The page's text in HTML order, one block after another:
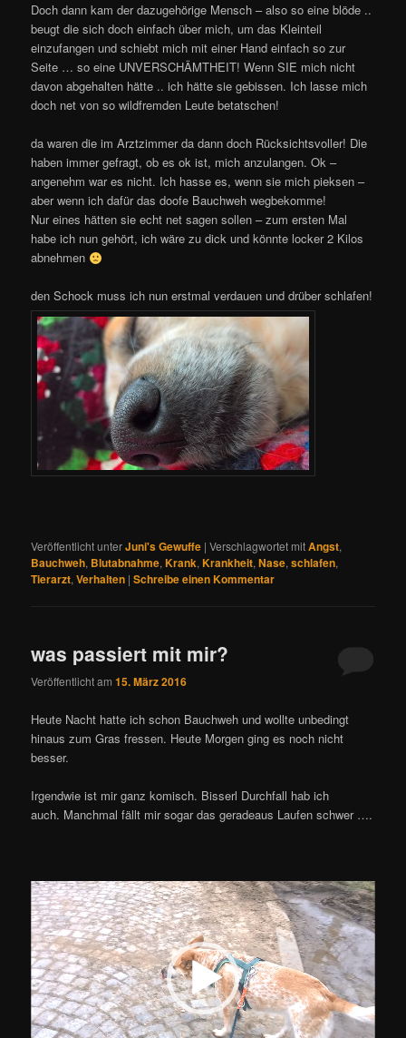
Doch dann kam der dazugehörige Mensch – also so eine blöde ..
beugt die sich doch einfach über mich, um das Kleinteil
einzufangen und schiebt mich mit einer Hand einfach so zur
Seite … so eine UNVERSCHÄMTHEIT! Wenn SIE mich nicht
davon abgehalten hätte .. ich hätte sie gebissen. Ich lasse mich
doch net von so wildfremden Leute betatschen!
da waren die im Arztzimmer da dann doch Rücksichtsvoller! Die
haben immer gefragt, ob es ok ist, mich anzulangen. Ok –
angenehm war es nicht. Ich hasse es, wenn sie mich pieksen –
aber wenn ich dafür das doofe Bauchweh wegbekomme!
Nur eines hätten sie echt net sagen sollen – zum ersten Mal
habe ich nun gehört, ich wäre zu dick und könnte locker 2 Kilos
abnehmen
den Schock muss ich nun erstmal verdauen und drüber schlafen!
Veröffentlicht unterJuni's Gewuffe |Verschlagwortet mitAngst,
Bauchweh, Blutabnahme,Krank,Krankheit,Nase,schlafen,
Tierarzt,Verhalten |Schreibe einen Kommentar
was passiert mit mir?
Veröffentlicht am15. März 2016
Heute Nacht hatte ich schon Bauchweh und wollte unbedingt
hinaus zum Gras fressen. Heute Morgen ging es noch nicht
besser.
Irgendwie ist mir ganz komisch. Bisserl Durchfall hab ich
auch. Manchmal fällt mir sogar das geradeaus Laufen schwer ….
Video-
Player